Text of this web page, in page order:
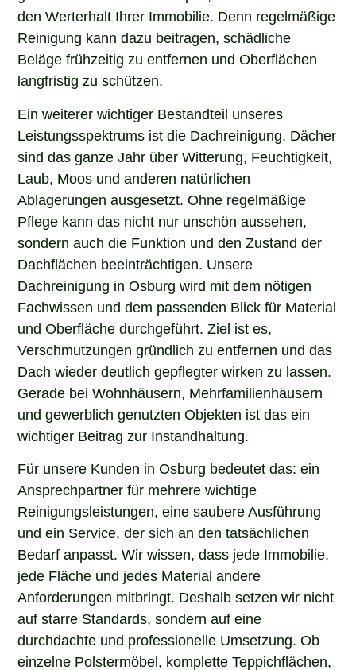
den Werterhalt Ihrer Immobilie. Denn regelmäßige
Reinigung kann dazu beitragen, schädliche
Beläge frühzeitig zu entfernen und Oberflächen
langfristig zu schützen.
Ein weiterer wichtiger Bestandteil unseres
Leistungsspektrums ist die Dachreinigung. Dächer
sind das ganze Jahr über Witterung, Feuchtigkeit,
Laub, Moos und anderen natürlichen
Ablagerungen ausgesetzt. Ohne regelmäßige
Pflege kann das nicht nur unschön aussehen,
sondern auch die Funktion und den Zustand der
Dachflächen beeinträchtigen. Unsere
Dachreinigung in Osburg wird mit dem nötigen
Fachwissen und dem passenden Blick für Material
und Oberfläche durchgeführt. Ziel ist es,
Verschmutzungen gründlich zu entfernen und das
Dach wieder deutlich gepflegter wirken zu lassen.
Gerade bei Wohnhäusern, Mehrfamilienhäusern
und gewerblich genutzten Objekten ist das ein
wichtiger Beitrag zur Instandhaltung.
Für unsere Kunden in Osburg bedeutet das: ein
Ansprechpartner für mehrere wichtige
Reinigungsleistungen, eine saubere Ausführung
und ein Service, der sich an den tatsächlichen
Bedarf anpasst. Wir wissen, dass jede Immobilie,
jede Fläche und jedes Material andere
Anforderungen mitbringt. Deshalb setzen wir nicht
auf starre Standards, sondern auf eine
durchdachte und professionelle Umsetzung. Ob
einzelne Polstermöbel, komplette Teppichflächen,